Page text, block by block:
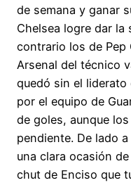
de semana y ganar
Chelsea logre dar
contrario los de Pep
Arsenal del técnico
quedó sin el liderato
por el equipo de
de goles, aunque los
pendiente. De lado
una clara ocasión
chut de Enciso que